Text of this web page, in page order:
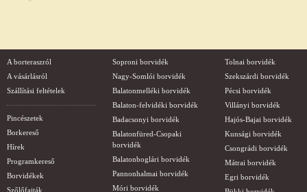
A borteraszról
A vásárlásról
Szállítási feltételek
Pincészetek
Borkereső
Hírek
Programkereső
Borvidékek
Szőlőfajták
Soproni borvidék
Nagy-Somlói borvidék
Balatonmelléki borvidék
Balaton-felvidéki borvidék
Badacsonyi borvidék
Balatonfüred-Csopaki
borvidék
Balatonboglári borvidék
Pannonhalmai borvidék
Móri borvidék
Tolnai borvidék
Szekszárdi borvidék
Pécsi borvidék
Villányi borvidék
Hajós-Bajai borvidék
Kunsági borvidék
Csongrádi borvidék
Mátrai borvidék
Egri borvidék